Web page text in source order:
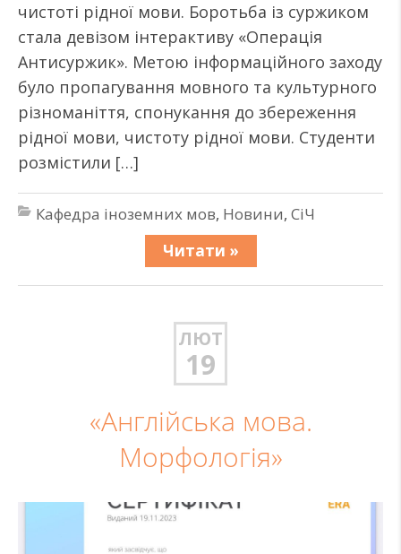
чистоті рідної мови. Боротьба із суржиком
стала девізом інтерактиву «Операція
Антисуржик». Метою інформаційного заходу
було пропагування мовного та культурного
різноманіття, спонукання до збереження
рідної мови, чистоту рідної мови. Студенти
розмістили […]
Кафедра іноземних мов, Новини, СіЧ
Читати »
ЛЮТ
19
«Англійська мова.
Морфологія»